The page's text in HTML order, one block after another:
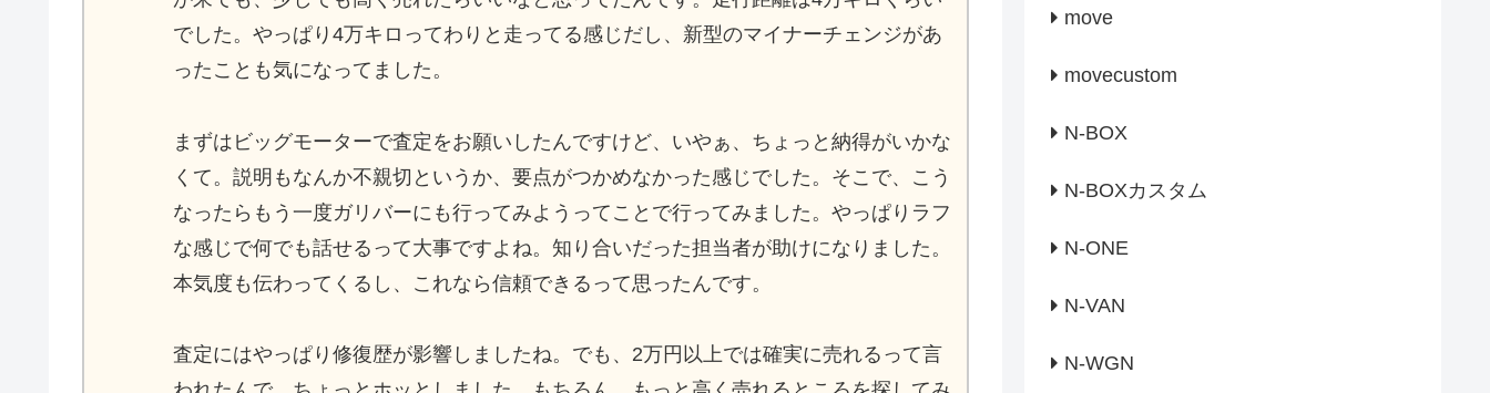
でした。やっぱり4万キロってわりと走ってる感じだし、新型のマイナーチェンジがあ
ったことも気になってました。
まずはビッグモーターで査定をお願いしたんですけど、いやぁ、ちょっと納得がいかな
くて。説明もなんか不親切というか、要点がつかめなかった感じでした。そこで、こう
なったらもう一度ガリバーにも行ってみようってことで行ってみました。やっぱりラフ
な感じで何でも話せるって大事ですよね。知り合いだった担当者が助けになりました。
本気度も伝わってくるし、これなら信頼できるって思ったんです。
査定にはやっぱり修復歴が影響しましたね。でも、2万円以上では確実に売れるって言
move
movecustom
N-BOX
N-BOXカスタム
N-ONE
N-VAN
N-WGN